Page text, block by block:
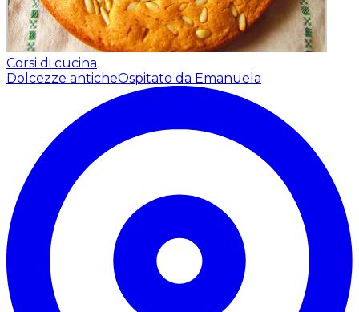
Corsi di cucina
Dolcezze anticheOspitato da Emanuela